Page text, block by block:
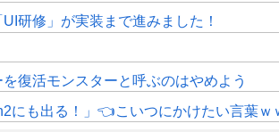
研修」が実装まで進みました！
復活モンスターと呼ぶのはやめよう
にも出る！」👈こいつにかけたい言葉ｗ